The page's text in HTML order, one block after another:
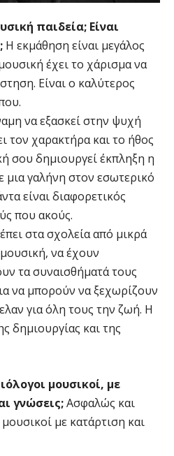
παιδεία; Είναι
Η εκμάθηση είναι μεγάλος
έχει το χάρισμα να
Είναι ο καλύτερος
να εξασκεί στην ψυχή
τον χαρακτήρα και το ήθος
σου δημιουργεί έκπληξη η
μια γαλήνη στον εσωτερικό
είναι διαφορετικός
που ακούς.
στα σχολεία από μικρά
να έχουν
τα συναισθήματά τους
να μπορούν να ξεχωρίζουν
για όλη τους την ζωή. Η
δημιουργίας και της
μουσικοί, με
γνώσεις;Ασφαλώς και
με κατάρτιση και